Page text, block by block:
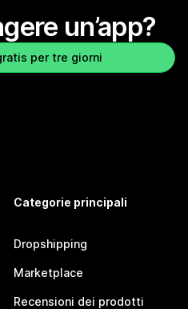
un’app?
per tre giorni
Categorie principali
Dropshipping
Marketplace
Recensioni dei prodotti